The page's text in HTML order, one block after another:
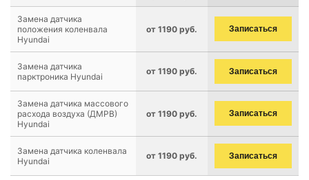
Замена датчика
положения коленвала
Hyundai
от 1190 руб. Записаться
Замена датчика
парктроника Hyundai
от 1190 руб. Записаться
Замена датчика массового
расхода воздуха (ДМРВ)
Hyundai
от 1190 руб. Записаться
Замена датчика коленвала
Hyundai
от 1190 руб. Записаться